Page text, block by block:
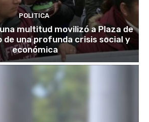
POLITICA
multitud movilizó a Plaza de
de una profunda crisis social y
económica